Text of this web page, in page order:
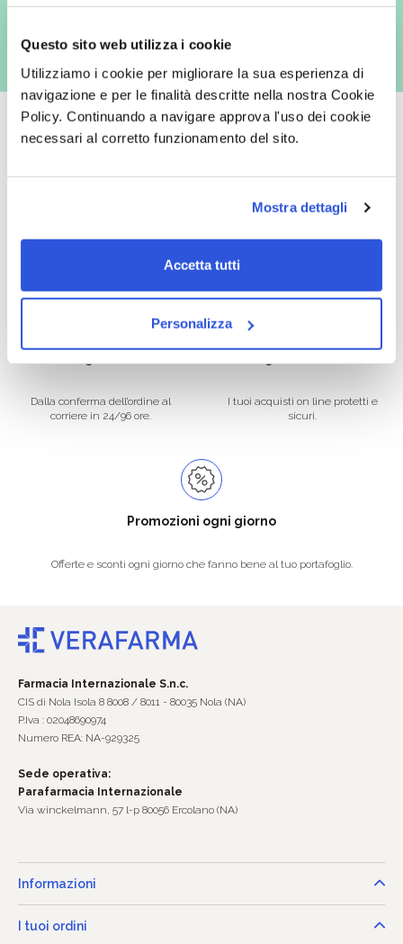
Questo sito web utilizza i cookie
Utilizziamo i cookie per migliorare la sua esperienza di
navigazione e per le finalità descritte nella nostra Cookie
Policy. Continuando a navigare approva l'uso dei cookie
necessari al corretto funzionamento del sito.
Mostra dettagli
Accetta tutti
Personalizza
Oltre 50.000 prodotti
per soddisfare tutte le esigenze.
Spedizione gratuita
la spedizione la regaliamo noi.
Dalla conferma dell’ordine al
corriere in 24/96 ore.
I tuoi acquisti on line protetti e
sicuri.
Promozioni ogni giorno
Offerte e sconti ogni giorno che fanno bene al tuo portafoglio.
Farmacia Internazionale S.n.c.
CIS di Nola Isola 8 8008 / 8011 - 80035 Nola (NA)
P.Iva : 02048690974
Numero REA: NA-929325
Sede operativa:
Parafarmacia Internazionale
Via winckelmann, 57 l-p 80056 Ercolano (NA)
Informazioni
I tuoi ordini